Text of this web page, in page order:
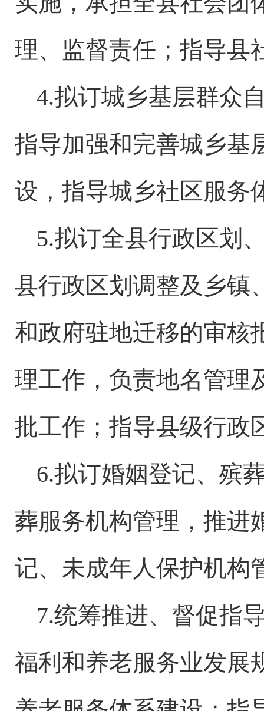
理、监督责任；指导县
4.拟订城乡基层群众
指导加强和完善城乡基
设，指导城乡社区服务
5.拟订全县行政区划
县行政区划调整及乡镇
和政府驻地迁移的审核
理工作，负责地名管理
批工作；指导县级行政
6.拟订婚姻登记、殡
葬服务机构管理，推进
记、未成年人保护机构
7.统筹推进、督促指
福利和养老服务业发展